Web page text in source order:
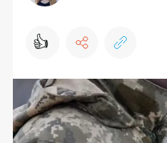
👍